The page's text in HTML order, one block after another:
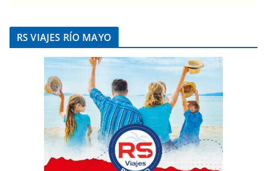
RS VIAJES RÍO MAYO